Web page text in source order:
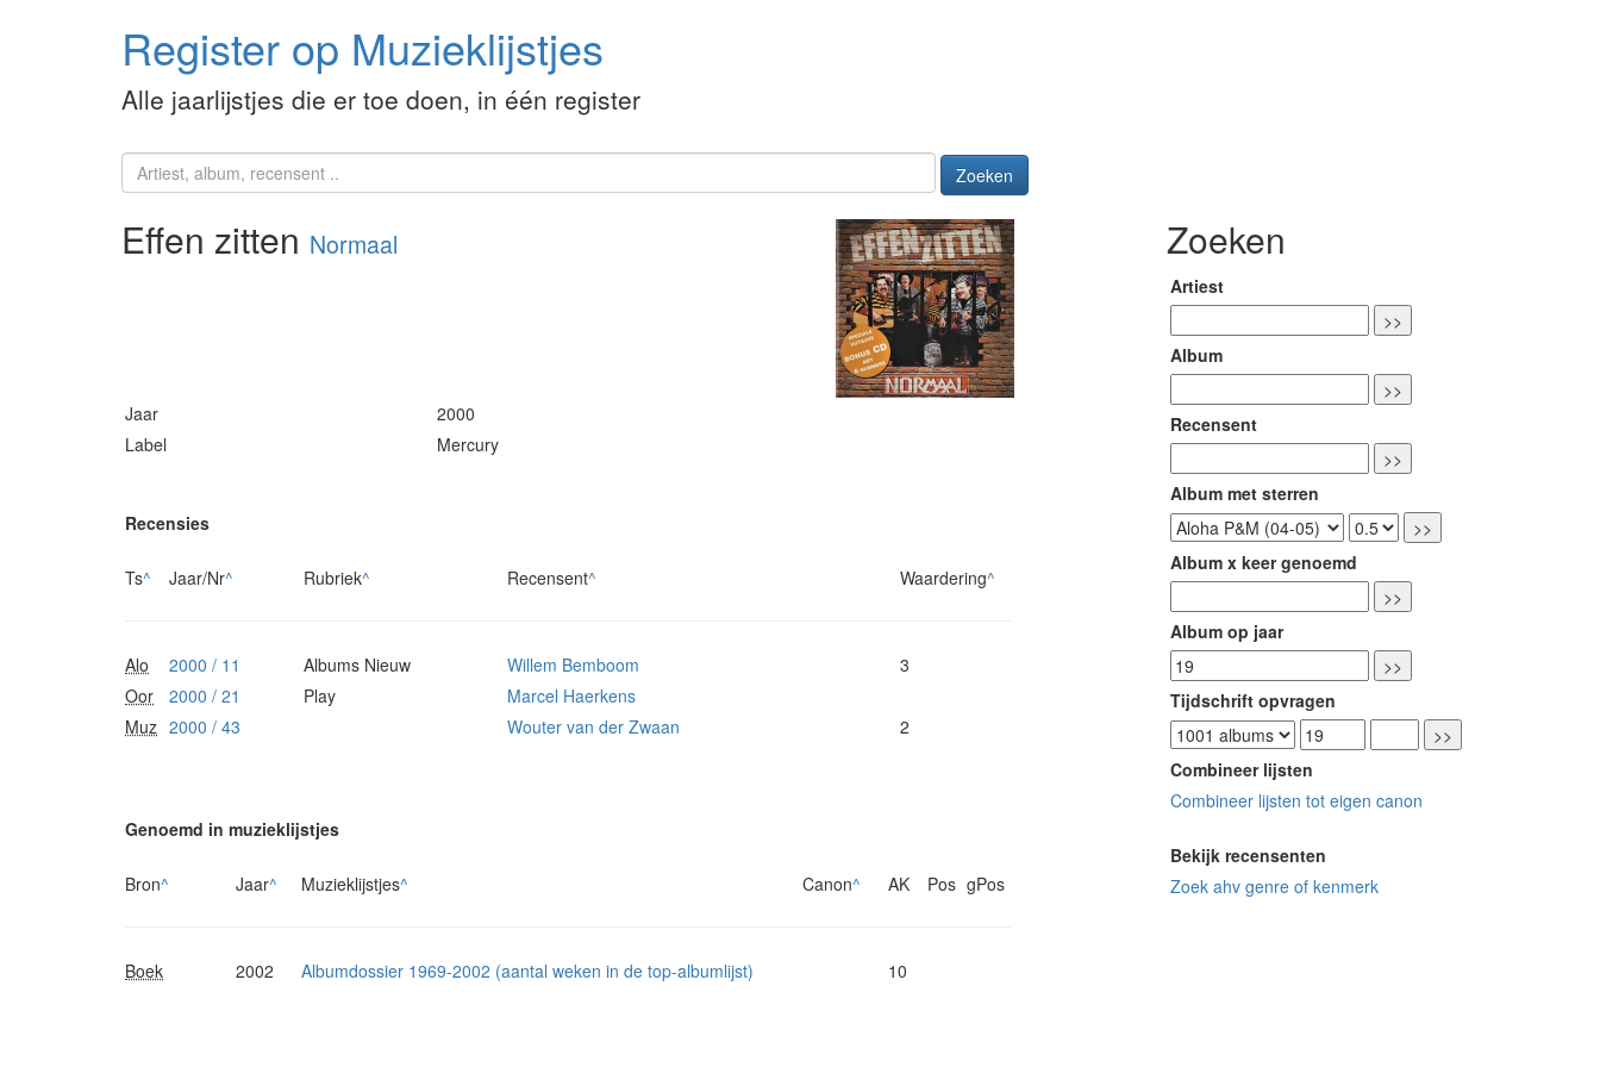
Register op Muzieklijstjes
Alle jaarlijstjes die er toe doen, in één register
Zoeken
Effen zitten Normaal
Jaar
2000
Label
Mercury
Recensies
Ts^ Jaar/Nr^ Rubriek^ Recensent^ Waardering^
Alo 2000 / 11 Albums Nieuw Willem Bemboom
3
Oor
2000 / 21 Play
Marcel Haerkens
Muz 2000 / 43 Wouter van der Zwaan 2
Genoemd in muzieklijstjes
Bron^ Jaar^ Muzieklijstjes^ Canon^ AK Pos gPos
Boek 2002 Albumdossier 1969-2002 (aantal weken in de top-albumlijst) 10
Zoeken
Artiest
Album
Recensent
Album met sterren
Album x keer genoemd
Album op jaar
Tijdschrift opvragen
Combineer lijsten
Combineer lijsten tot eigen canon
Bekijk recensenten
Zoek ahv genre of kenmerk